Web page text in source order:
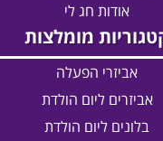
אודות חג לי
מומלצות
אביזרי הפעלה
אביזרים ליום הולדת
בלונים ליום הולדת